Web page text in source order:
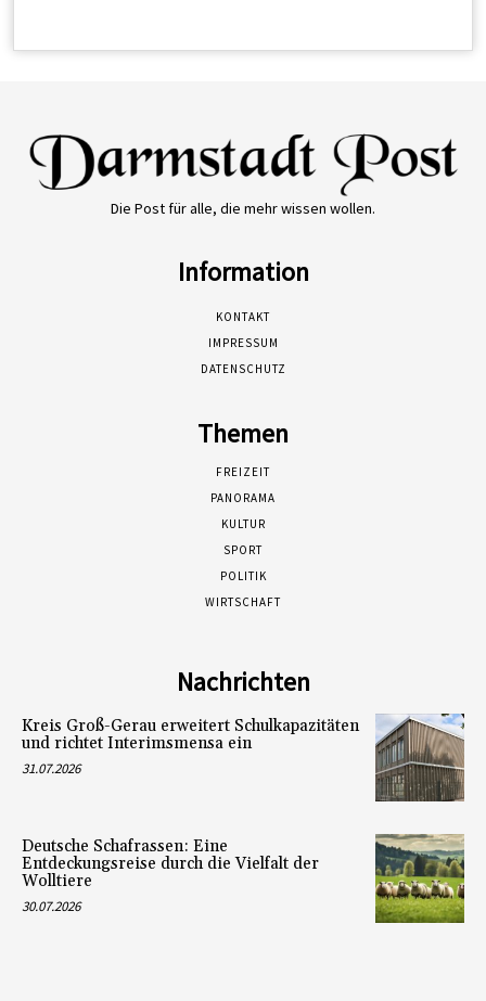
Die Post für alle, die mehr wissen wollen.
Information
KONTAKT
IMPRESSUM
DATENSCHUTZ
Themen
FREIZEIT
PANORAMA
KULTUR
SPORT
POLITIK
WIRTSCHAFT
Nachrichten
Kreis Groß-Gerau erweitert Schulkapazitäten
und richtet Interimsmensa ein
31.07.2026
Deutsche Schafrassen: Eine
Entdeckungsreise durch die Vielfalt der
Wolltiere
30.07.2026